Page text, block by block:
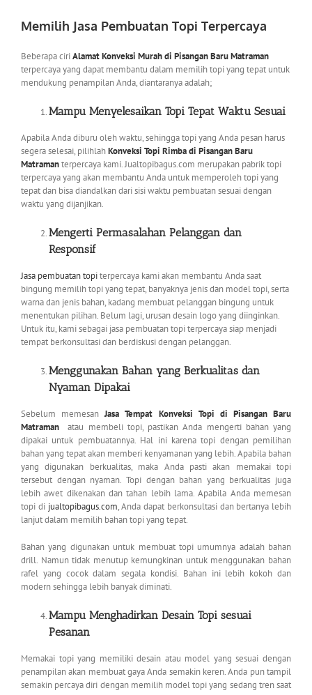
Memilih Jasa Pembuatan Topi Terpercaya
Beberapa ciriAlamat Konveksi Murah di Pisangan Baru Matraman
terpercaya yang dapat membantu dalam memilih topi yang tepat untuk
mendukung penampilan Anda, diantaranya adalah;
Mampu Menyelesaikan Topi Tepat Waktu Sesuai
Apabila Anda diburu oleh waktu, sehingga topi yang Anda pesan harus
segera selesai, pilihlahKonveksi Topi Rimba di Pisangan Baru
Matramanterpercaya kami. Jualtopibagus.com merupakan pabrik topi
terpercaya yang akan membantu Anda untuk memperoleh topi yang
tepat dan bisa diandalkan dari sisi waktu pembuatan sesuai dengan
waktu yang dijanjikan.
Mengerti Permasalahan Pelanggan dan
Responsif
Jasa pembuatan topiterpercaya kami akan membantu Anda saat
bingung memilih topi yang tepat, banyaknya jenis dan model topi, serta
warna dan jenis bahan, kadang membuat pelanggan bingung untuk
menentukan pilihan. Belum lagi, urusan desain logo yang diinginkan.
Untuk itu, kami sebagai jasa pembuatan topi terpercaya siap menjadi
tempat berkonsultasi dan berdiskusi dengan pelanggan.
Menggunakan Bahan yang Berkualitas dan
Nyaman Dipakai
Sebelum memesanJasa Tempat Konveksi Topi di Pisangan Baru
Matraman
atau membeli topi, pastikan Anda mengerti bahan yang
dipakai untuk pembuatannya. Hal ini karena topi dengan pemilihan
bahan yang tepat akan memberi kenyamanan yang lebih. Apabila bahan
yang digunakan berkualitas, maka Anda pasti akan memakai topi
tersebut dengan nyaman. Topi dengan bahan yang berkualitas juga
lebih awet dikenakan dan tahan lebih lama. Apabila Anda memesan
topi di jualtopibagus.com, Anda dapat berkonsultasi dan bertanya lebih
lanjut dalam memilih bahan topi yang tepat.
Bahan yang digunakan untuk membuat topi umumnya adalah bahan
drill. Namun tidak menutup kemungkinan untuk menggunakan bahan
rafel yang cocok dalam segala kondisi. Bahan ini lebih kokoh dan
modern sehingga lebih banyak diminati.
Mampu Menghadirkan Desain Topi sesuai
Pesanan
Memakai topi yang memiliki desain atau model yang sesuai dengan
penampilan akan membuat gaya Anda semakin keren. Anda pun tampil
semakin percaya diri dengan memilih model topi yang sedang tren saat